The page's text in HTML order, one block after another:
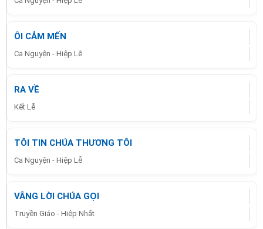
ÔI CẢM MẾN
Ca Nguyện - Hiệp Lễ
RA VỀ
Kết Lễ
TÔI TIN CHÚA THƯƠNG TÔI
Ca Nguyện - Hiệp Lễ
VÂNG LỜI CHÚA GỌI
Truyền Giáo - Hiệp Nhất